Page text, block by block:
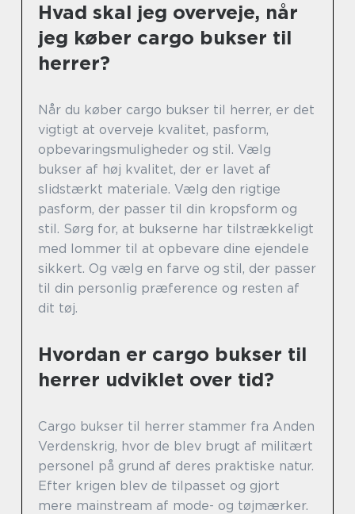
Hvad skal jeg overveje, når
jeg køber cargo bukser til
herrer?
Når du køber cargo bukser til herrer, er det
vigtigt at overveje kvalitet, pasform,
opbevaringsmuligheder og stil. Vælg
bukser af høj kvalitet, der er lavet af
slidstærkt materiale. Vælg den rigtige
pasform, der passer til din kropsform og
stil. Sørg for, at bukserne har tilstrækkeligt
med lommer til at opbevare dine ejendele
sikkert. Og vælg en farve og stil, der passer
til din personlig præference og resten af
dit tøj.
Hvordan er cargo bukser til
herrer udviklet over tid?
Cargo bukser til herrer stammer fra Anden
Verdenskrig, hvor de blev brugt af militært
personel på grund af deres praktiske natur.
Efter krigen blev de tilpasset og gjort
mere mainstream af mode- og tøjmærker.